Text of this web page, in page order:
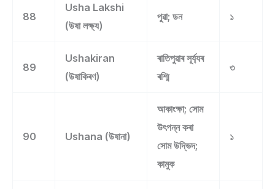
88
Usha Lakshi
(উষা লক্ষ্য)
পুৱা; ডন ১
89
Ushakiran
(উষাকিৰণ)
ৰাতিপুৱাৰ সূৰ্য্যৰ
ৰশ্মি
৩
90 Ushana (উষানা)
আকাংক্ষা; সোম
উৎপন্ন কৰা
সোম উদ্ভিদ;
কামুক
১